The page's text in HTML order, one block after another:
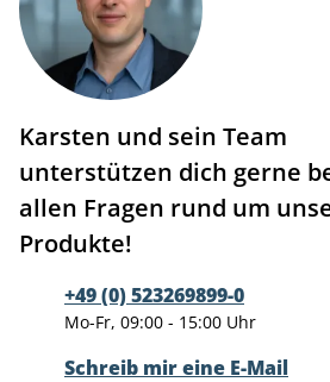
Karsten und sein Team
unterstützen dich gerne
allen Fragen rund um
Produkte!
+49 (0) 523269899-0
Mo-Fr, 09:00 - 15:00 Uhr
Schreib mir eine E-Mail